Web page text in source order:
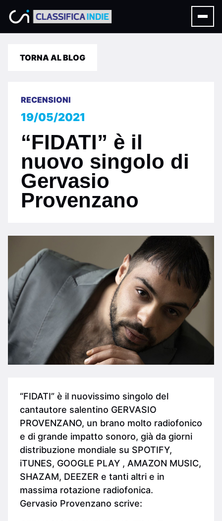
TORNA AL BLOG
RECENSIONI
19/05/2021
“FIDATI” è il
nuovo singolo di
Gervasio
Provenzano
“FIDATI” è il nuovissimo singolo del
cantautore salentino GERVASIO
PROVENZANO, un brano molto radiofonico
e di grande impatto sonoro, già da giorni
distribuzione mondiale su SPOTIFY,
iTUNES, GOOGLE PLAY , AMAZON MUSIC,
SHAZAM, DEEZER e tanti altri e in
massima rotazione radiofonica.
Gervasio Provenzano scrive: